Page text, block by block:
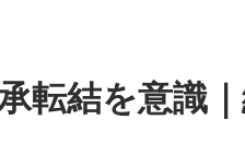
転結を意識